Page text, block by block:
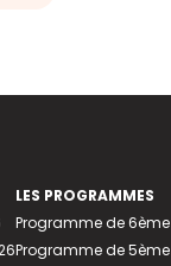
LES PROGRAMMES
Programme de 6ème
Programme de 5ème